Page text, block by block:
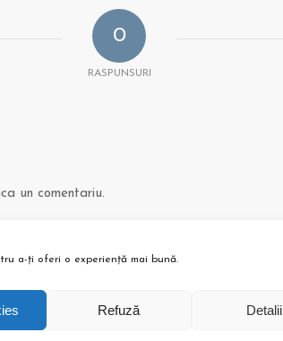
a-ți oferi o experiență mai bună.
Refuză Detalii
0
RASPUNSURI
un comentariu.